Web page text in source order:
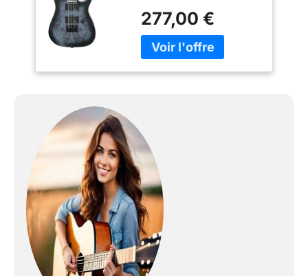
combinaison équilibrée
de finitions soignées et
de matériaux
préoccupations.
277,00 €